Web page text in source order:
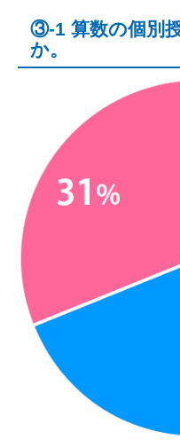
③-1 算数の個別
か。